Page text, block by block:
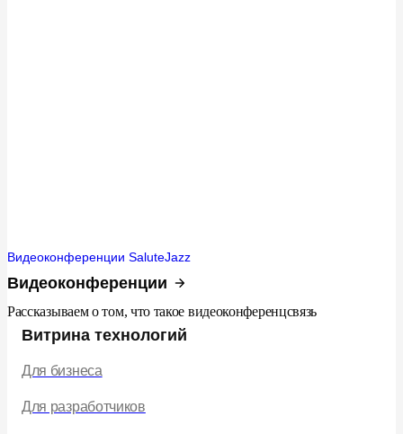
Видеоконференции SaluteJazz
Видеоконференции
Рассказываем о том, что такое видеоконференцсвязь
Витрина технологий
Для бизнеса
Для разработчиков